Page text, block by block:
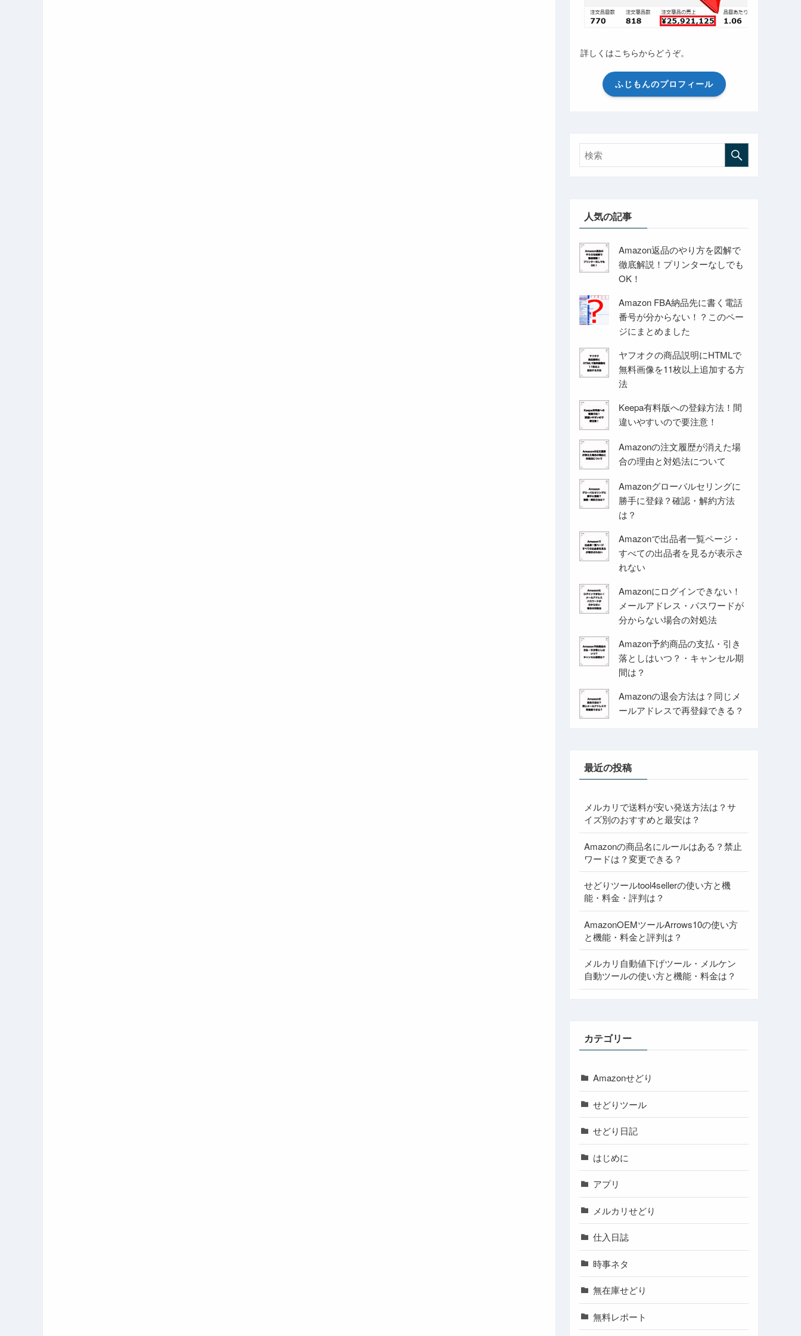
詳しくはこちらからどうぞ。
ふじもんのプロフィール
人気の記事
Amazon返品のやり方を図解で
徹底解説！プリンターなしでも
OK！
Amazon FBA納品先に書く電話
番号が分からない！？このペー
ジにまとめました
ヤフオクの商品説明にHTMLで
無料画像を11枚以上追加する方
法
Keepa有料版への登録方法！間
違いやすいので要注意！
Amazonの注文履歴が消えた場
合の理由と対処法について
Amazonグローバルセリングに
勝手に登録？確認・解約方法
は？
Amazonで出品者一覧ページ・
すべての出品者を見るが表示さ
れない
Amazonにログインできない！
メールアドレス・パスワードが
分からない場合の対処法
Amazon予約商品の支払・引き
落としはいつ？・キャンセル期
間は？
Amazonの退会方法は？同じメ
ールアドレスで再登録できる？
最近の投稿
メルカリで送料が安い発送方法は？サ
イズ別のおすすめと最安は？
Amazonの商品名にルールはある？禁止
ワードは？変更できる？
せどりツールtool4sellerの使い方と機
能・料金・評判は？
AmazonOEMツールArrows10の使い方
と機能・料金と評判は？
メルカリ自動値下げツール・メルケン
自動ツールの使い方と機能・料金は？
カテゴリー
Amazonせどり
せどりツール
せどり日記
はじめに
アプリ
メルカリせどり
仕入日誌
時事ネタ
無在庫せどり
無料レポート